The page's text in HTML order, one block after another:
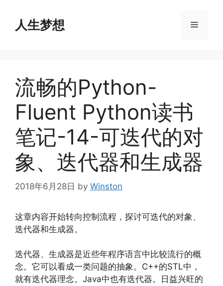
content人生梦想 Menu
流畅的Python-
Fluent Python读书
笔记-14-可迭代的对
象、迭代器和生成器
2018年6月28日 by Winston
这章内容开始转向控制流程，探讨可迭代的对象、
迭代器和生成器。
迭代器、生成器是近些年程序语言中比较流行的概
念。它可以看成一类问题的抽象。C++的STL中，
就有迭代器理念。Java中也有迭代器。日益兴旺的